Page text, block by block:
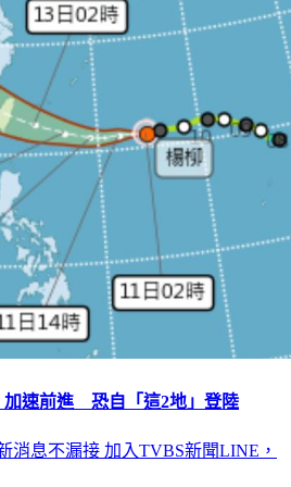
加速前進 恐自「這2地」登陸
消息不漏接 加入TVBS新聞LINE，